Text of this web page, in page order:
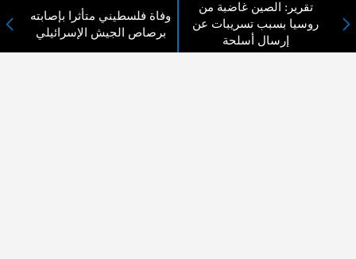
لا يوجد مقالات
تقرير: الصين غاضبة من
روسيا بسبب تسريبات عن
إرسال أسلحة
وفاة فلسطيني متأثرا بإصابته
برصاص الجيش الإسرائيلي